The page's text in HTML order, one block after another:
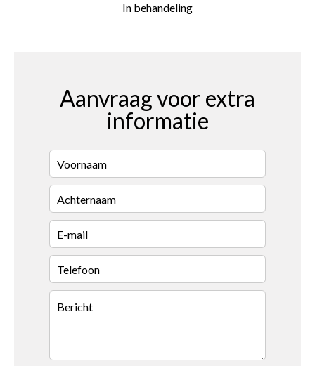
In behandeling
Aanvraag voor extra
informatie